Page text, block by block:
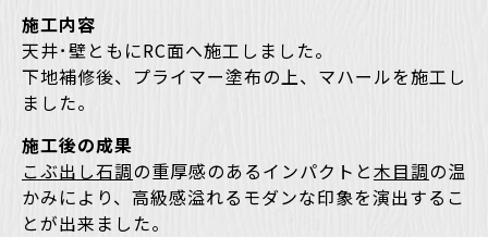
施工内容
天井･壁ともにRC面へ施工しました。
下地補修後、プライマー塗布の上、マハールを施工し
ました。
施工後の成果
こぶ出し石調の重厚感のあるインパクトと木目調の温
かみにより、高級感溢れるモダンな印象を演出するこ
とが出来ました。